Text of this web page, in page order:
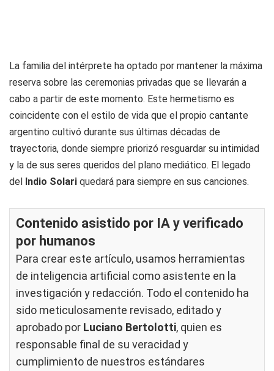
La familia del intérprete ha optado por mantener la máxima
reserva sobre las ceremonias privadas que se llevarán a
cabo a partir de este momento. Este hermetismo es
coincidente con el estilo de vida que el propio cantante
argentino cultivó durante sus últimas décadas de
trayectoria, donde siempre priorizó resguardar su intimidad
y la de sus seres queridos del plano mediático. El legado
del Indio Solari quedará para siempre en sus canciones.
Contenido asistido por IA y verificado
por humanos
Para crear este artículo, usamos herramientas
de inteligencia artificial como asistente en la
investigación y redacción. Todo el contenido ha
sido meticulosamente revisado, editado y
aprobado por Luciano Bertolotti, quien es
responsable final de su veracidad y
cumplimiento de nuestros estándares